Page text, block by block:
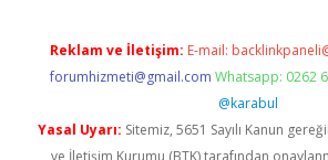
Reklam ve İletişim: E-mail:
forumhizmeti@gmail.com Whatsapp: 0262
@karabul
Yasal Uyarı: Sitemiz, 5651 Sayılı Kanun
ve İletişim Kurumu (BTK) tarafından